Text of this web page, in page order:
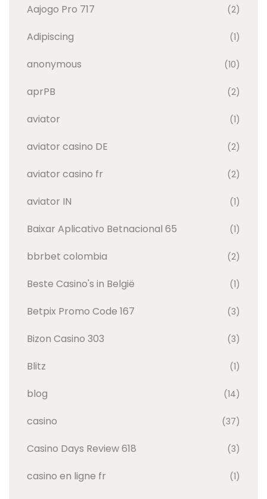
Aajogo Pro 717 (2)
Adipiscing (1)
anonymous (10)
aprPB (2)
aviator (1)
aviator casino DE (2)
aviator casino fr (2)
aviator IN (1)
Baixar Aplicativo Betnacional 65 (1)
bbrbet colombia (2)
Beste Casino's in België (1)
Betpix Promo Code 167 (3)
Bizon Casino 303 (3)
Blitz (1)
blog (14)
casino (37)
Casino Days Review 618 (3)
casino en ligne fr (1)